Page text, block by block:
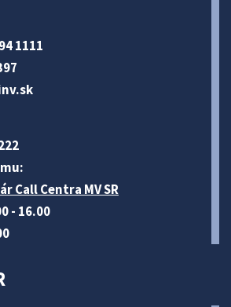
1111
.sk
Call Centra MV SR
- 16.00